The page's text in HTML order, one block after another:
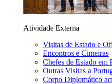
Atividade Externa
Visitas de Estado e
Encontros e Cimeiras
Chefes de Estado em
Outras Visitas a
Corpo Diplomático